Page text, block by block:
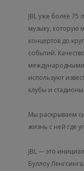
JBL уже более 75
музыку, которую
концертов до
событий.
международными
используют
клубы и стадионы.
Мы раскрываем
жизнь с ней где
JBL — это
Буллоу